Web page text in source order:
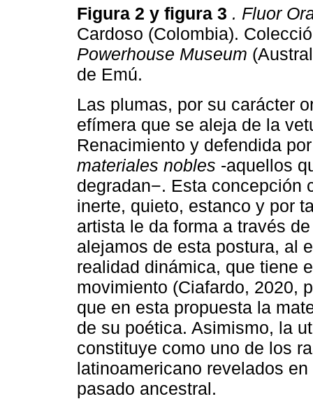
Figura 2 y figura 3 . Fluor
Cardoso (Colombia).
Powerhouse Museum
de Emú.
Las plumas, por su carácter
efímera que se aleja de la
Renacimiento y defendida
materiales nobles -aquellos
degradan−. Esta concepción
inerte, quieto, estanco y por
artista le da forma a través
alejamos de esta postura, al
realidad dinámica, que tiene
movimiento (Ciafardo, 2020,
que en esta propuesta la
de su poética. Asimismo, la
constituye como uno de los
latinoamericano revelados
pasado ancestral.